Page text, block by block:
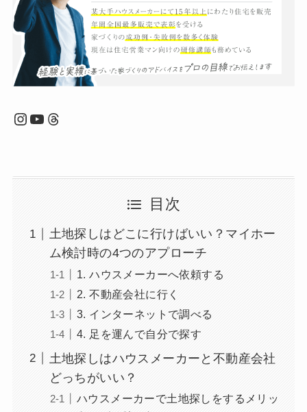
Instagram
YouTube
Threads
目次
土地探しはどこに行けばいい？マイホー
ム検討時の4つのアプローチ
1. ハウスメーカーへ依頼する
2. 不動産会社に行く
3. インターネットで調べる
4. 足を運んで自分で探す
土地探しはハウスメーカーと不動産会社
どっちがいい？
ハウスメーカーで土地探しをするメリッ